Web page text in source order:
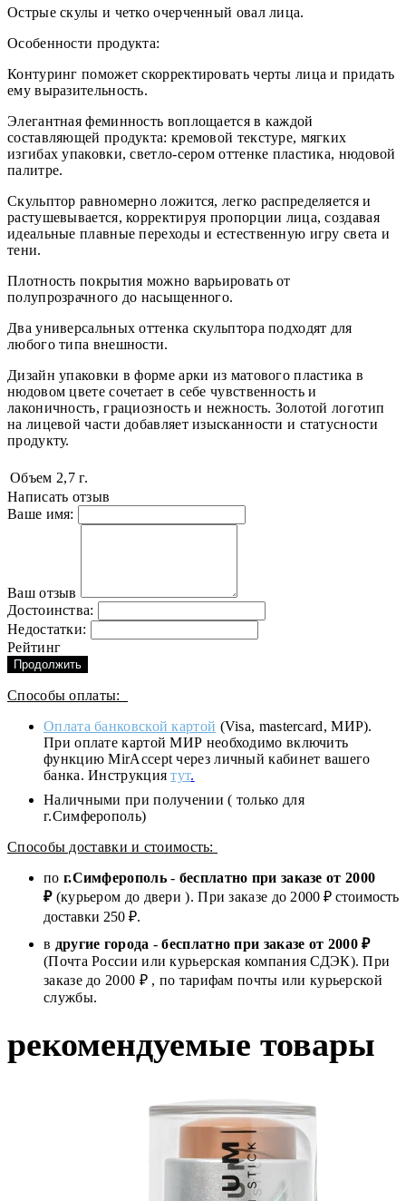
Острые скулы и четко очерченный овал лица.
Особенности продукта:
Контуринг поможет скорректировать черты лица и придать
ему выразительность.
Элегантная феминность воплощается в каждой
составляющей продукта: кремовой текстуре, мягких
изгибах упаковки, светло-сером оттенке пластика, нюдовой
палитре.
Скульптор равномерно ложится, легко распределяется и
растушевывается, корректируя пропорции лица, создавая
идеальные плавные переходы и естественную игру света и
тени.
Плотность покрытия можно варьировать от
полупрозрачного до насыщенного.
Два универсальных оттенка скульптора подходят для
любого типа внешности.
Дизайн упаковки в форме арки из матового пластика в
нюдовом цвете сочетает в себе чувственность и
лаконичность, грациозность и нежность. Золотой логотип
на лицевой части добавляет изысканности и статусности
продукту.
Объем 2,7 г.
Написать отзыв
Ваше имя:
Ваш отзыв
Достоинства:
Недостатки:
Рейтинг
Продолжить
Способы оплаты:
Оплата банковской картой (Visa, mastercard, МИР).
При оплате картой МИР необходимо включить
функцию MirAccept через личный кабинет вашего
банка. Инструкциятут.
Наличными при получении ( только для
г.Симферополь)
Способы доставки и стоимость:
по г.Симферополь- бесплатно при заказе от 2000
₽(курьером до двери ). При заказе до 2000 ₽ стоимость
доставки 250 ₽.
в другие города -бесплатно при заказе от 2000 ₽
(Почта России или курьерская компания СДЭК). При
заказе до 2000 ₽ , по тарифам почты или курьерской
службы.
рекомендуемые товары